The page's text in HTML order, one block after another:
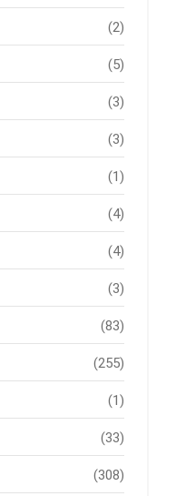
(2)
(5)
(3)
(3)
(1)
(4)
(4)
(3)
(83)
(255)
(1)
(33)
(308)